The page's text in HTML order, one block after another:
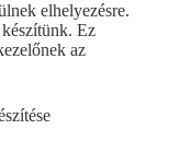
elhelyezésre.
Ez
az